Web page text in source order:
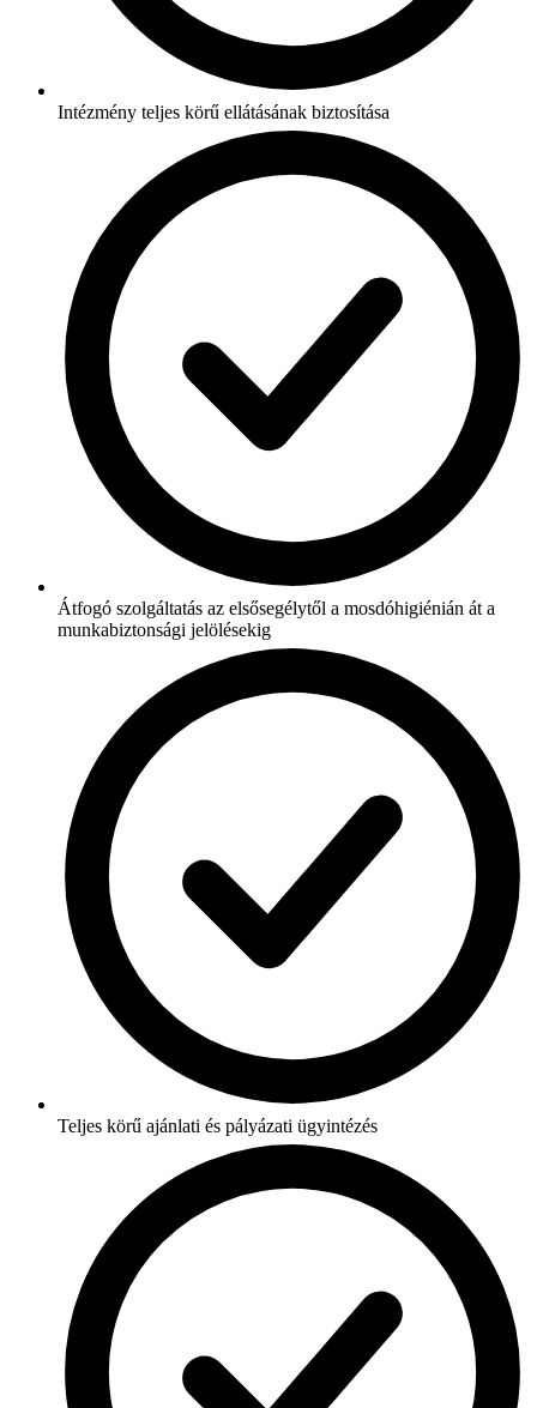
Intézmény teljes körű ellátásának biztosítása
Átfogó szolgáltatás az elsősegélytől a mosdóhigiénián át a
munkabiztonsági jelölésekig
Teljes körű ajánlati és pályázati ügyintézés